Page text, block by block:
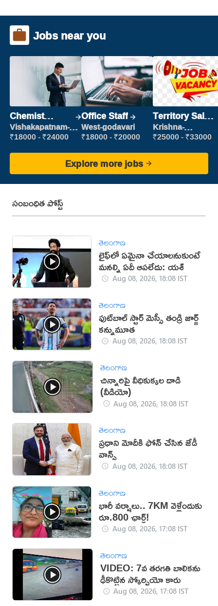
Jobs near you
Chemist
Production
Executive
Vishakapatnam-
new
₹18000 - ₹24000
Office Staff
West-godavari
₹18000 - ₹20000
Territory Sales
Manager
Krishna-
vijayawada
₹25000 - ₹33000
Explore more jobs
సంబంధిత పోస్ట్
తెలంగాణ
లైఫ్‌లో ఏమైనా చేయాలనుకుంటే
మనల్ని ఏదీ ఆపలేదు: యశ్
Aug 08, 2026, 18:08 IST
తెలంగాణ
ఫుట్‌బాల్ స్టార్ మెస్సీ తండ్రి జార్జ్
కన్నుమూత
Aug 08, 2026, 18:08 IST
తెలంగాణ
చిన్నారిపై వీధికుక్కల దాడి
(వీడియో)
Aug 08, 2026, 18:08 IST
తెలంగాణ
ప్రధాని మోదీకి ఫోన్ చేసిన జేడీ
వాన్స్
Aug 08, 2026, 18:08 IST
తెలంగాణ
భారీ వర్షాలు.. 7KM వెళ్లేందుకు
రూ.800 ఛార్జ్!
Aug 08, 2026, 17:08 IST
తెలంగాణ
VIDEO: 7వ తరగతి బాలికను
ఢీకొట్టిన స్కోర్పియో కారు
Aug 08, 2026, 17:08 IST